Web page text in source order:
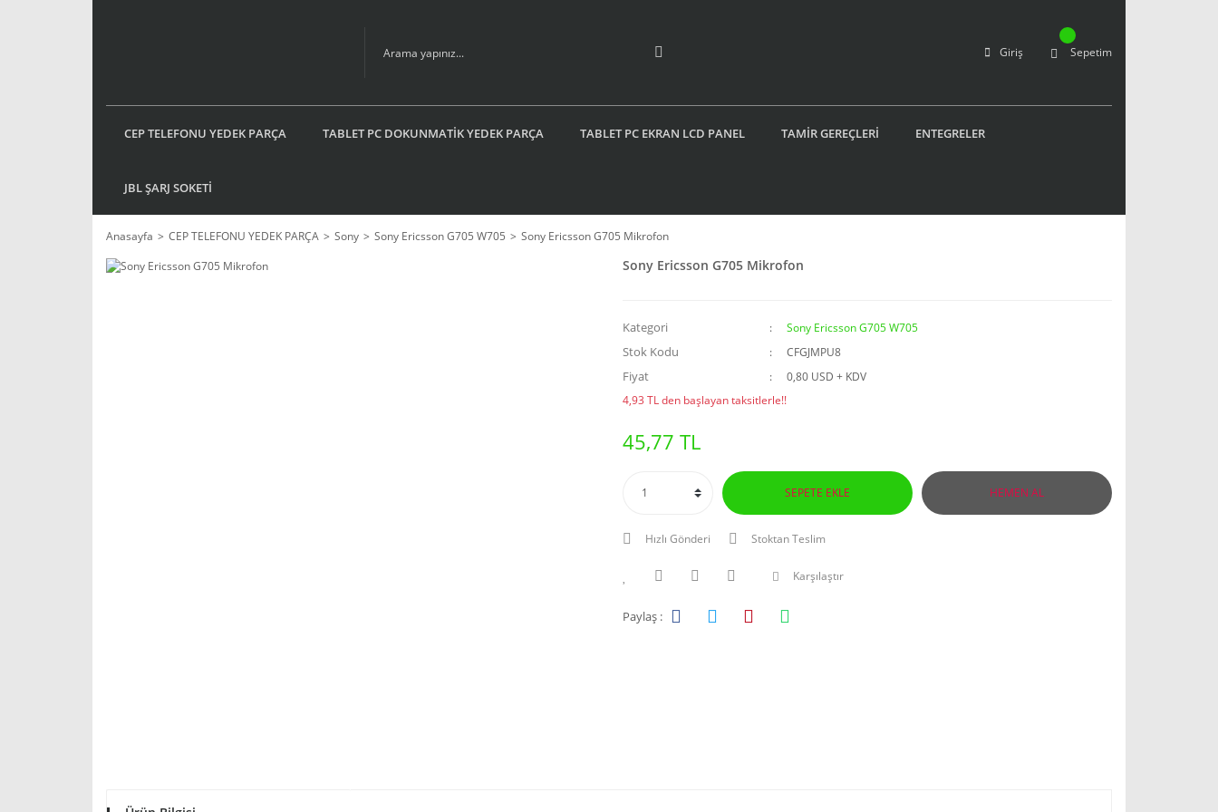
Giriş Sepetim
CEP TELEFONU YEDEK PARÇA TABLET PC DOKUNMATİK YEDEK PARÇA TABLET PC EKRAN LCD PANEL TAMİR GEREÇLERİ ENTEGRELER
JBL ŞARJ SOKETİ
Anasayfa CEP TELEFONU YEDEK PARÇA Sony Sony Ericsson G705 W705 Sony Ericsson G705 Mikrofon
Sony Ericsson G705 Mikrofon
Kategori Sony Ericsson G705 W705
Stok Kodu CFGJMPU8
Fiyat
0,80 USD + KDV
4,93 TL den başlayan taksitlerle!!
45,77 TL
SEPETE EKLE HEMEN AL
Hızlı Gönderi Stoktan Teslim
Karşılaştır
Paylaş :